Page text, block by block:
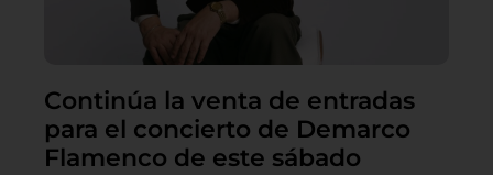
Continúa la venta de entradas
para el concierto de Demarco
Flamenco de este sábado